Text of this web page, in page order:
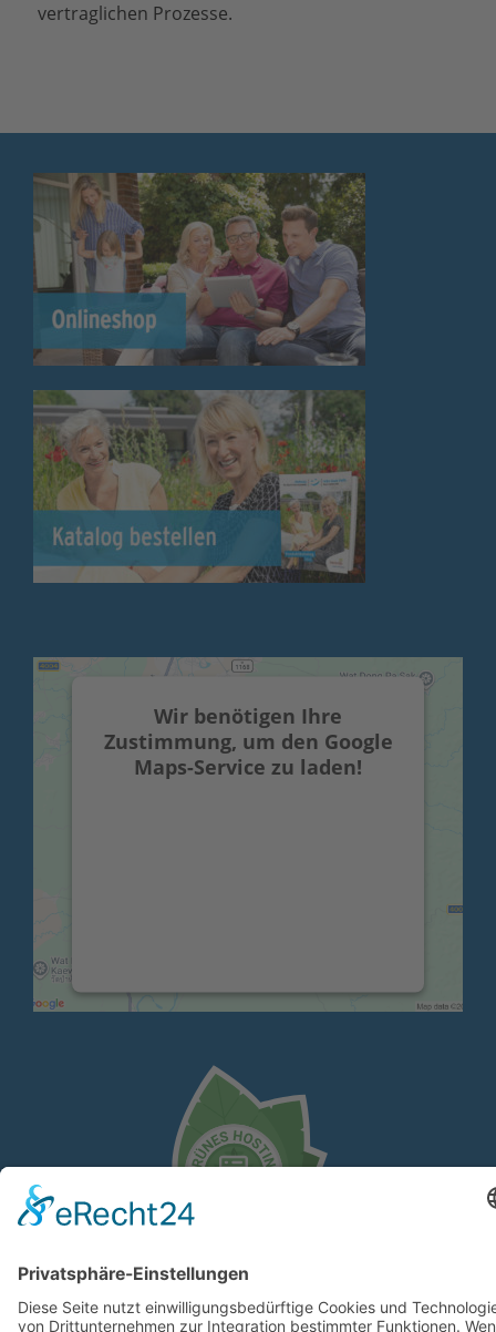
vertraglichen Prozesse.
Wir benötigen Ihre
Zustimmung, um den Google
Maps-Service zu laden!
Akzeptieren
powered byUsercentrics Consent
Management Platform
&eRecht24